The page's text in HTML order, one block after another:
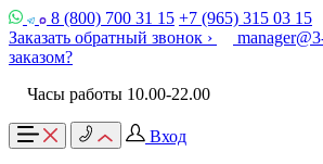
8 (800) 700 31 15 +7 (965) 315 03 15
Заказать обратный звонок ›
заказом?
Часы работы 10.00-22.00
Вход